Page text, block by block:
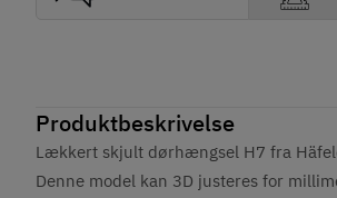
Produktbeskrivelse
Lækkert skjult dørhængsel H7 fra
Denne model kan 3D justeres for